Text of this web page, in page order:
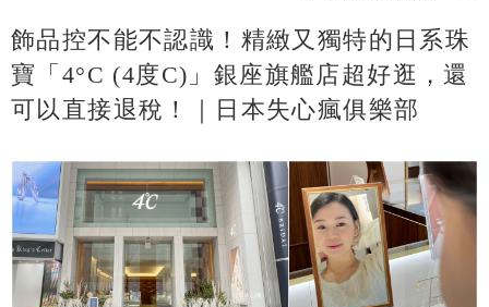
飾品控不能不認識！精緻又獨特的日系珠
寶「4°C (4度C)」銀座旗艦店超好逛，還
可以直接退稅！｜日本失心瘋俱樂部